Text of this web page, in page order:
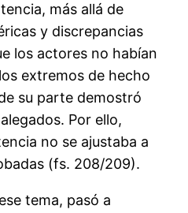
más allá de
y discrepancias
los actores no habían
extremos de hecho
su parte demostró
Por ello,
no se ajustaba a
(fs. 208/209).
tema, pasó a